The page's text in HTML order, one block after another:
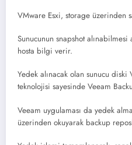
VMware Esxi, storage üzerinden
Sunucunun snapshot alınabilmesi
hosta bilgi verir.
Yedek alınacak olan sunucu
teknolojisi sayesinde Veeam
Veeam uygulaması da yedek
üzerinden okuyarak backup